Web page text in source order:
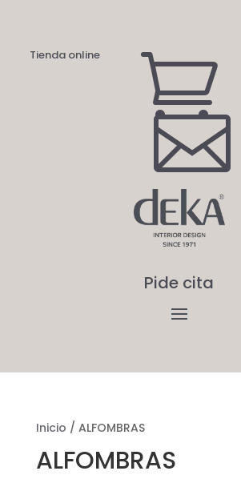
Tienda online 

Pide cita
Inicio / ALFOMBRAS
ALFOMBRAS